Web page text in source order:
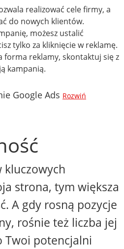
realizować cele firmy, a
do nowych klientów.
możesz ustalić
tylko za kliknięcie w reklamę.
forma reklamy, skontaktuj się z
kampanią.
Google Ads Rozwiń
kluczowych
strona, tym większa
A gdy rosną pozycje
rośnie też liczba jej
Twoi potencjalni